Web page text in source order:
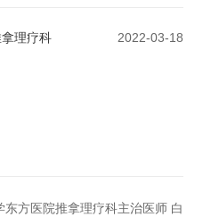
2022-03-18
理疗科
方医院推拿理疗科主治医师 白